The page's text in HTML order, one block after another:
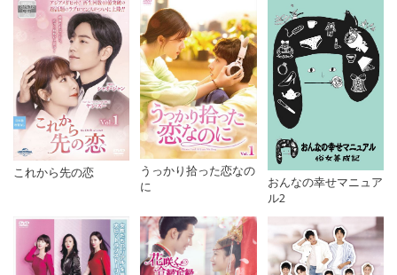
これから先の恋
うっかり拾った恋なの
に
おんなの幸せマニュア
ル2